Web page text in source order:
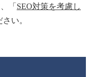
「 SEO対策を考慮し
い。